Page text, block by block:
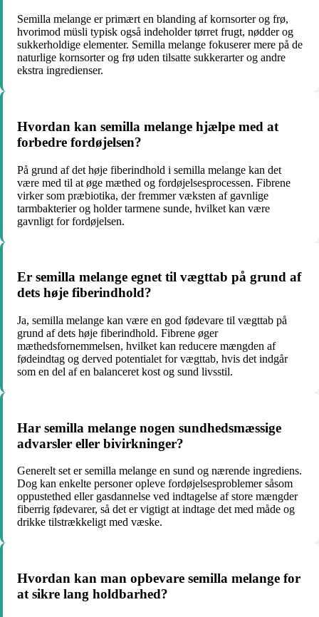
Semilla melange er primært en blanding af kornsorter og frø,
hvorimod müsli typisk også indeholder tørret frugt, nødder og
sukkerholdige elementer. Semilla melange fokuserer mere på de
naturlige kornsorter og frø uden tilsatte sukkerarter og andre
ekstra ingredienser.
Hvordan kan semilla melange hjælpe med at
forbedre fordøjelsen?
På grund af det høje fiberindhold i semilla melange kan det
være med til at øge mæthed og fordøjelsesprocessen. Fibrene
virker som præbiotika, der fremmer væksten af gavnlige
tarmbakterier og holder tarmene sunde, hvilket kan være
gavnligt for fordøjelsen.
Er semilla melange egnet til vægttab på grund af
dets høje fiberindhold?
Ja, semilla melange kan være en god fødevare til vægttab på
grund af dets høje fiberindhold. Fibrene øger
mæthedsfornemmelsen, hvilket kan reducere mængden af
fødeindtag og derved potentialet for vægttab, hvis det indgår
som en del af en balanceret kost og sund livsstil.
Har semilla melange nogen sundhedsmæssige
advarsler eller bivirkninger?
Generelt set er semilla melange en sund og nærende ingrediens.
Dog kan enkelte personer opleve fordøjelsesproblemer såsom
oppustethed eller gasdannelse ved indtagelse af store mængder
fiberrig fødevarer, så det er vigtigt at indtage det med måde og
drikke tilstrækkeligt med væske.
Hvordan kan man opbevare semilla melange for
at sikre lang holdbarhed?